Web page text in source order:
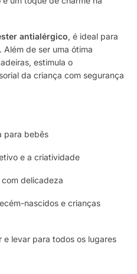
antialérgico, é ideal para
de ser uma ótima
estimula o
da criança com segurança
para bebês
e a criatividade
delicadeza
nascidos e crianças
e levar para todos os lugares